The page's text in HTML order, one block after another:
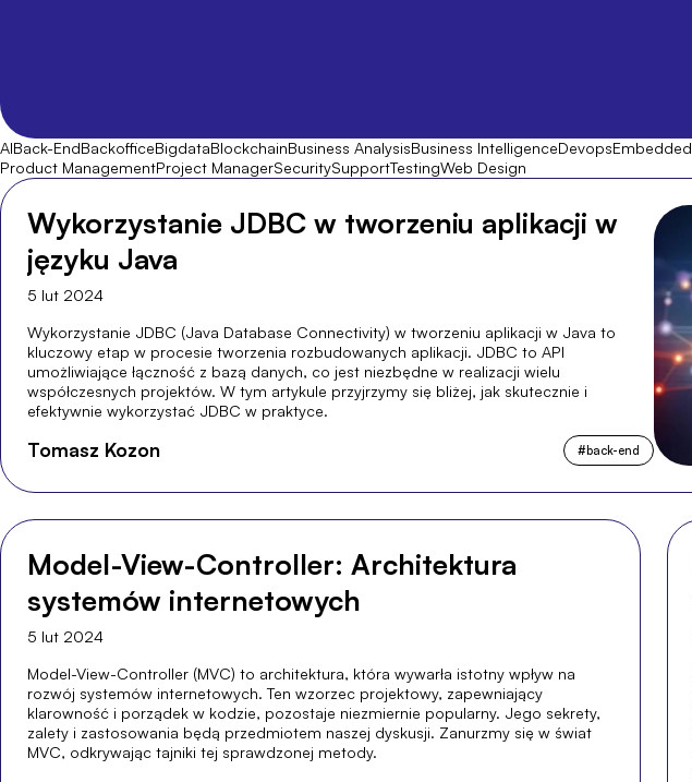
AIBack-EndBackofficeBigdataBlockchainBusiness AnalysisBusiness IntelligenceDevopsEmbedded
Product ManagementProject ManagerSecuritySupportTestingWeb Design
Wykorzystanie JDBC w tworzeniu aplikacji w
języku Java
5 lut 2024
Wykorzystanie JDBC (Java Database Connectivity) w tworzeniu aplikacji w Java to
kluczowy etap w procesie tworzenia rozbudowanych aplikacji. JDBC to API
umożliwiające łączność z bazą danych, co jest niezbędne w realizacji wielu
współczesnych projektów. W tym artykule przyjrzymy się bliżej, jak skutecznie i
efektywnie wykorzystać JDBC w praktyce.
Tomasz Kozon #back-end
Model-View-Controller: Architektura
systemów internetowych
5 lut 2024
Model-View-Controller (MVC) to architektura, która wywarła istotny wpływ na
rozwój systemów internetowych. Ten wzorzec projektowy, zapewniający
klarowność i porządek w kodzie, pozostaje niezmiernie popularny. Jego sekrety,
zalety i zastosowania będą przedmiotem naszej dyskusji. Zanurzmy się w świat
MVC, odkrywając tajniki tej sprawdzonej metody.